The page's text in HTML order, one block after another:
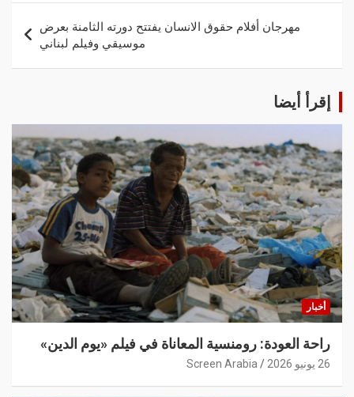
مهرجان أفلام حقوق الانسان يفتتح دورته الثامنة بعرض
موسيقي وفيلم لبناني
إقرأ أيضا
أخبار
راحة العودة: رومنسية المعاناة في فيلم «يوم الدين»
26 يونيو 2026 Screen Arabia